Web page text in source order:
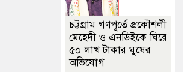
চট্টগ্রাম গণপূর্তে প্রকৌশলী
মেহেদী ও এনডিইকে ঘিরে
৫০ লাখ টাকার ঘুষের
অভিযোগ